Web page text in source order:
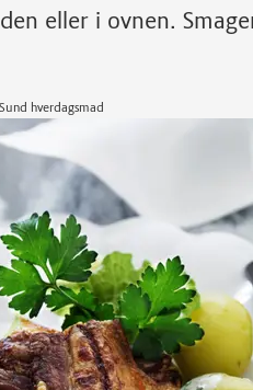
eller i ovnen.
hverdagsmad